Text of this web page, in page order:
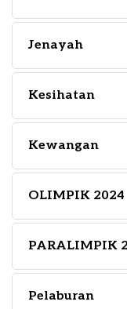
Jenayah
Kesihatan
Kewangan
OLIMPIK 2024
PARALIMPIK
Pelaburan